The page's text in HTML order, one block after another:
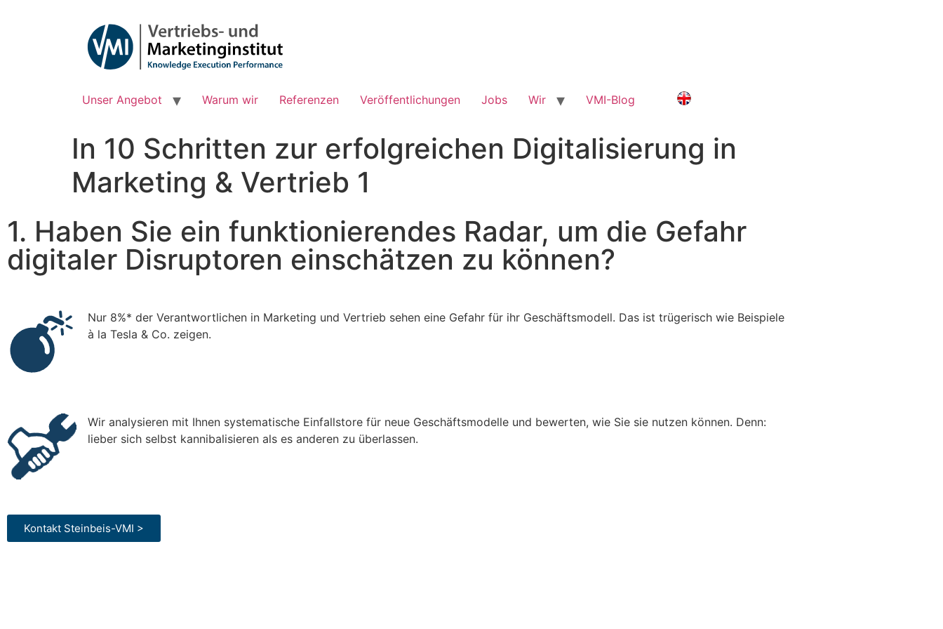
Unser Angebot Warum wir Referenzen Veröffentlichungen Jobs Wir VMI-Blog
In 10 Schritten zur erfolgreichen Digitalisierung in
Marketing & Vertrieb 1
1. Haben Sie ein funktionierendes Radar, um die Gefahr
digitaler Disruptoren einschätzen zu können?
Nur 8%* der Verantwortlichen in Marketing und Vertrieb sehen eine Gefahr für ihr Geschäftsmodell. Das ist trügerisch wie Beispiele
à la Tesla & Co. zeigen.
Wir analysieren mit Ihnen systematische Einfallstore für neue Geschäftsmodelle und bewerten, wie Sie sie nutzen können. Denn:
lieber sich selbst kannibalisieren als es anderen zu überlassen.
Kontakt Steinbeis-VMI >